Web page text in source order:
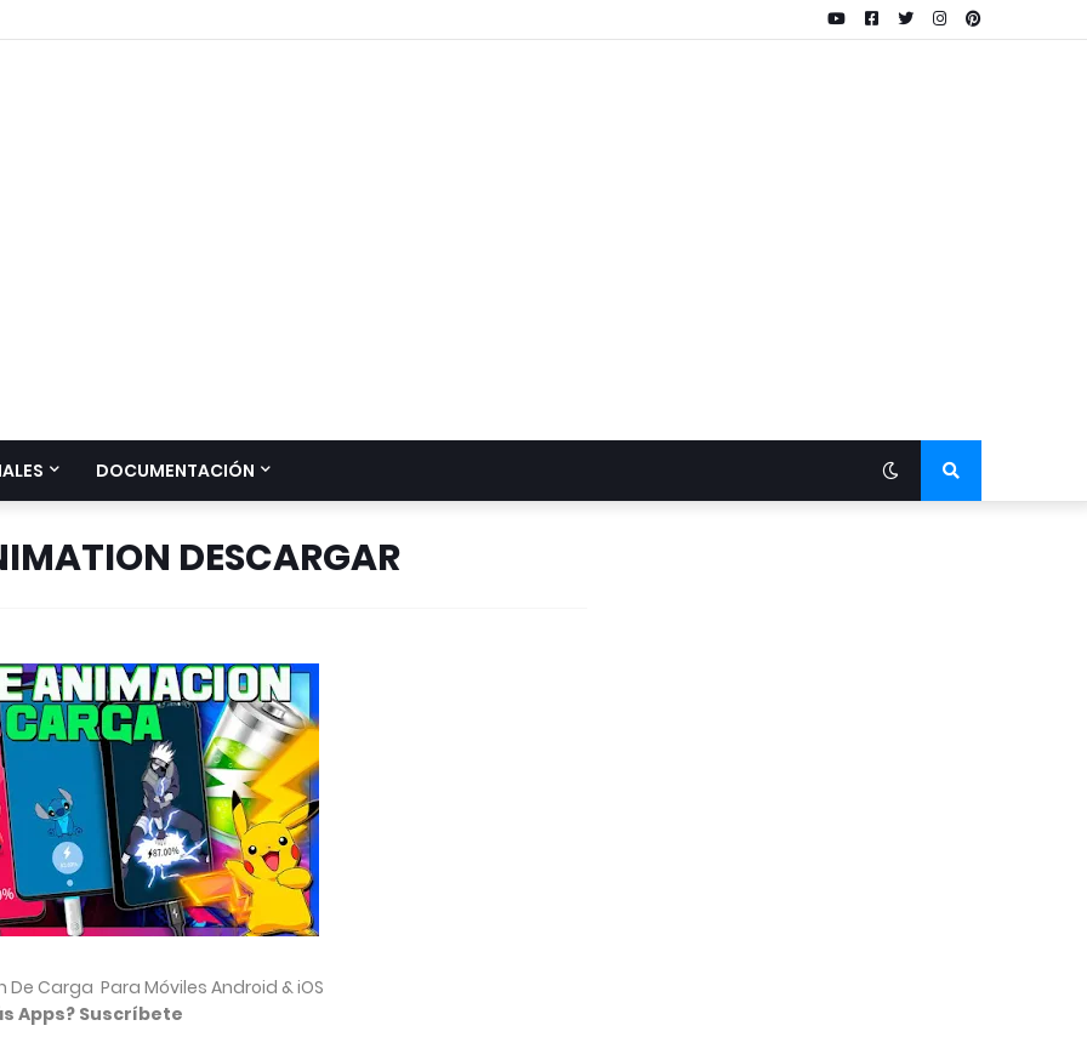
DOCUMENTACIÓN
DESCARGAR
Carga Para Móviles Android & iOS
Apps? Suscríbete